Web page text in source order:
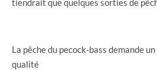
La pêche du pecock-bass demande
qualité